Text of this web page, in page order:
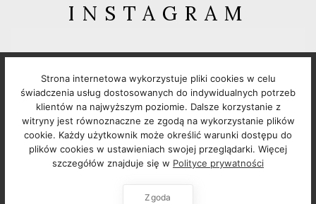
INSTAGRAM
FOLLOW: @GUESS_WHATPL
Instagram requires authorization to view a user
profile. Use autorized account in widget settings
TRAVEL
Strona internetowa wykorzystuje pliki cookies w celu
świadczenia usług dostosowanych do indywidualnych potrzeb
klientów na najwyższym poziomie. Dalsze korzystanie z
witryny jest równoznaczne ze zgodą na wykorzystanie plików
cookie. Każdy użytkownik może określić warunki dostępu do
plików cookies w ustawieniach swojej przeglądarki. Więcej
szczegółów znajduje się w Polityce prywatności
Zgoda